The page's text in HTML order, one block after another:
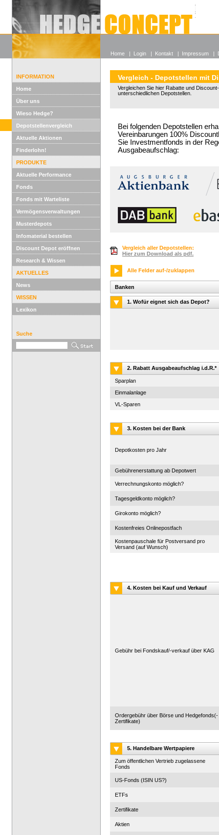
Alle
Wieso
INFORMATION
Home
Über uns
Wieso Hedge?
Depotstellenvergleich
Aktuelle Aktionen
Finderlohn!
PRODUKTE
Aktuelle Performance
Fonds
Fonds mit Warteliste
Vermögensverwaltungen
Musterdepots
Infomaterial bestellen
Discount Depot eröffnen
Research & Wissen
AKTUELLES
News
WISSEN
Lexikon
Suche
Vergleich - Depotstellen mit
Vergleichen Sie hier Rabatte und
unterschiedlichen Depotstellen.
Bei folgenden Depotstellen
Vereinbarungen 100%
Sie Investmentfonds in der
Ausgabeaufschlag:
Vergleich aller Depotstellen:
Hier zum Download als pdf.
Alle Felder auf-/zuklappen
Banken
1. Wofür eignet sich das Depot?
2. Rabatt Ausgabeaufschlag i.d.R.*
Sparplan
Einmalanlage
VL-Sparen
3. Kosten bei der Bank
Depotkosten pro Jahr
Gebührenerstattung ab Depotwert
Verrechnungskonto möglich?
Tagesgeldkonto möglich?
Girokonto möglich?
Kostenfreies Onlinepostfach
Kostenpauschale für Postversand pro
Versand (auf Wunsch)
4. Kosten bei Kauf und Verkauf
Gebühr bei Fondskauf/-verkauf über KAG
Ordergebühr über Börse und Hedgefonds(-
Zertifikate)
5. Handelbare Wertpapiere
Zum öffentlichen Vertrieb zugelassene
Fonds
US-Fonds (ISIN US?)
ETFs
Zertifikate
Aktien
Home | Login | Kontakt | Impressum |